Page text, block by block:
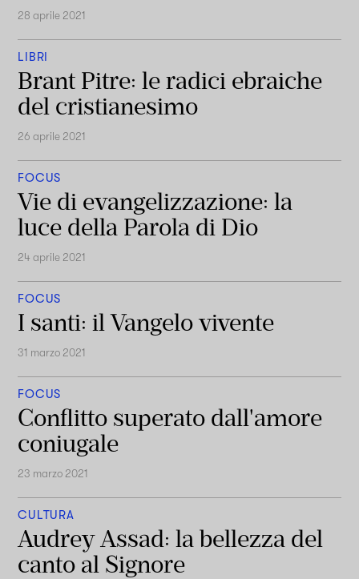
28 aprile 2021
LIBRI
Brant Pitre: le radici ebraiche
del cristianesimo
26 aprile 2021
FOCUS
Vie di evangelizzazione: la
luce della Parola di Dio
24 aprile 2021
FOCUS
I santi: il Vangelo vivente
31 marzo 2021
FOCUS
Conflitto superato dall'amore
coniugale
23 marzo 2021
CULTURA
Audrey Assad: la bellezza del
canto al Signore